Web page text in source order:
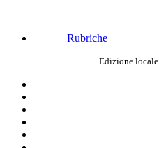
Rubriche
Edizione locale